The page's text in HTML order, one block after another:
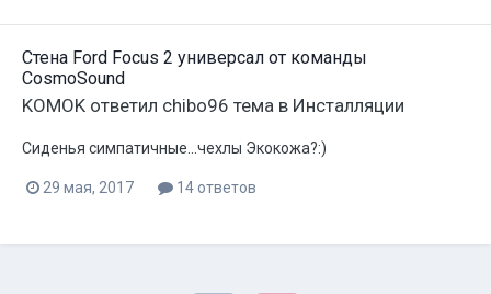
Стена Ford Focus 2 универсал от команды
CosmoSound
KOMOK ответил chibo96 тема в Инсталляции
Сиденья симпатичные...чехлы Экокожа?:)
29 мая, 2017 14 ответов